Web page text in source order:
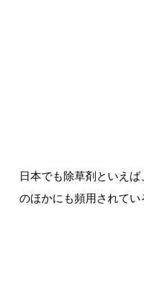
日本でも除草剤といえ
のほかにも頻用されてい